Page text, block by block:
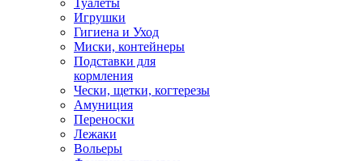
Туалеты
Игрушки
Гигиена и Уход
Миски, контейнеры
Подставки для
кормления
Чески, щетки, когтерезы
Амуниция
Переноски
Лежаки
Вольеры